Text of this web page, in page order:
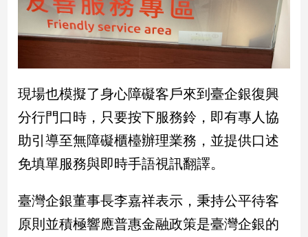
寵
Pet
影
音
專
區
作
媒
現場也模擬了身心障礙客戶來到臺企銀復興
分行門口時，只要按下服務鈴，即有專人協
助引導至無障礙櫃檯辦理業務，並提供口述
免填單服務與即時手語視訊翻譯。
臺灣企銀董事長李嘉祥表示，秉持公平待客
原則並積極響應普惠金融政策是臺灣企銀的